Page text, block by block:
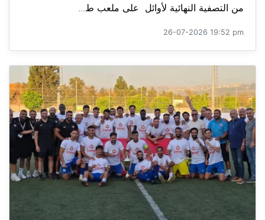
من التصفية النهائية لأوائل على ملعب ط...
26-07-2026 19:52 pm